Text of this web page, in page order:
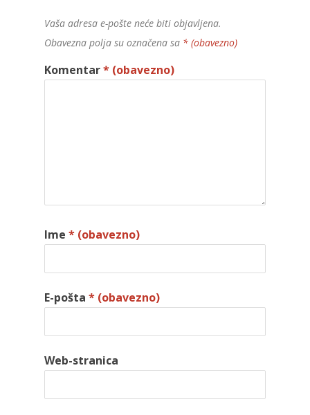
Vaša adresa e-pošte neće biti objavljena.
Obavezna polja su označena sa * (obavezno)
Komentar* (obavezno)
Ime * (obavezno)
E-pošta * (obavezno)
Web-stranica